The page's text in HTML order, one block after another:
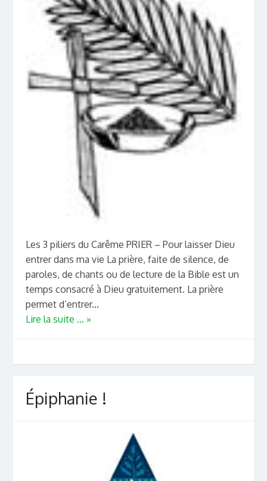
Les 3 piliers du Carême PRIER – Pour laisser Dieu
entrer dans ma vie La prière, faite de silence, de
paroles, de chants ou de lecture de la Bible est un
temps consacré à Dieu gratuitement. La prière
permet d’entrer...
Lire la suite ... »
Épiphanie !